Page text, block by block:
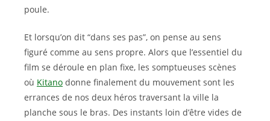
poule.
Et lorsqu’on dit “dans ses pas”, on pense au sens
figuré comme au sens propre. Alors que l’essentiel du
film se déroule en plan fixe, les somptueuses scènes
où Kitano donne finalement du mouvement sont les
errances de nos deux héros traversant la ville la
planche sous le bras. Des instants loin d’être vides de